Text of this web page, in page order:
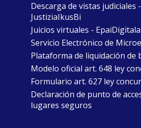
Descarga de vistas judiciales -
JustiziaIkusBi
Juicios virtuales - EpaiDigitala
Servicio Electrónico de
Plataforma de liquidación de
Modelo oficial art. 648 ley
Formulario art. 627 ley
Declaración de punto de
lugares seguros